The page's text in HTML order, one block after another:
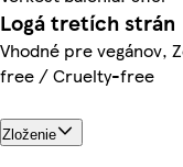
Logá tretích strán
Vhodné pre vegánov,
free / Cruelty-free
Zloženie